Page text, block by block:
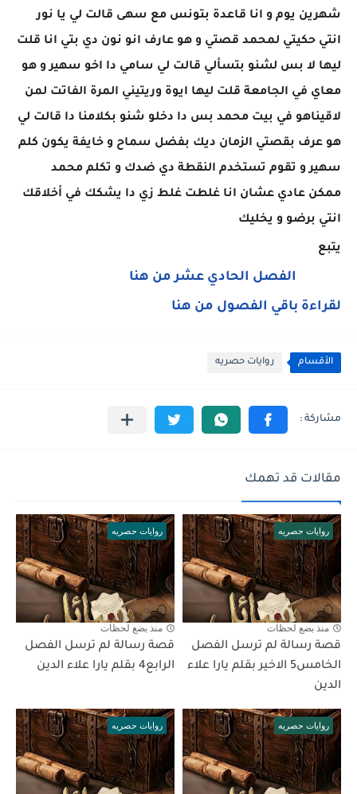
شهرين يوم و انا قاعدة بتونس مع سهى قالت لي يا نور
انتي حكيتي لمحمد قصتي و هو عارف انو نون دي بتي انا قلت
ليها لا بس لشنو بتسألي قالت لي سامي دا اخو سهير و هو
معاي في الجامعة قلت ليها ايوة وريتيني المرة الفاتت لمن
لاقيناهو في بيت محمد بس دا دخلو شنو بكلامنا دا قالت لي
هو عرف بقصتي الزمان ديك بفضل سماح و خايفة يكون كلم
سهير و تقوم تستخدم النقطة دي ضدك و تكلم محمد
ممكن عادي عشان انا غلطت غلط زي دا يشكك في أخلاقك
انتي برضو و يخليك
يتبع
الفصل الحادي عشر من هنا
لقراءة باقي الفصول من هنا
الأقسام روايات حصريه
مقالات قد تهمك
روايات حصريه
منذ بضع لحظات
قصة رسالة لم ترسل الفصل
الخامس5 الاخير بقلم يارا علاء
الدين
روايات حصريه
منذ بضع لحظات
قصة رسالة لم ترسل الفصل
الرابع4 بقلم يارا علاء الدين
روايات حصريه روايات حصريه